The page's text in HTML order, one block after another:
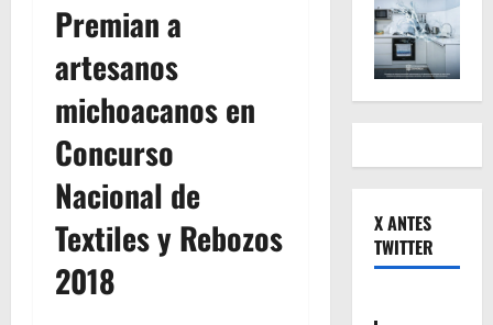
Premian a
artesanos
michoacanos en
Concurso
Nacional de
Textiles y Rebozos
2018
X ANTES
TWITTER